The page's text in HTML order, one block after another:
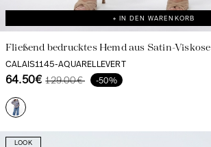
+ IN DEN WARENKORB
Fließend bedrucktes Hemd aus Satin-Viskose
CALAIS1145-AQUARELLEVERT
64.50€ 129.00€ -50%
LOOK